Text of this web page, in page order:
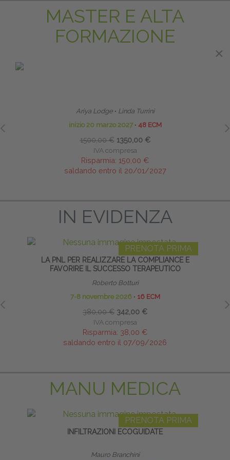
MASTER E ALTA
FORMAZIONE
Ariya Lodge ∙ Linda Turrini
inizio 20 marzo 2027 ∙ 48 ECM
1500,00 € 1350,00 €
IVA compresa
Risparmia: 150,00 €
saldando entro il 20/01/2027
IN EVIDENZA
PRENOTA PRIMA
LA PNL PER REALIZZARE LA COMPLIANCE E
FAVORIRE IL SUCCESSO TERAPEUTICO
Roberto Botturi
7-8 novembre 2026 ∙ 16 ECM
380,00 € 342,00 €
IVA compresa
Risparmia: 38,00 €
saldando entro il 07/09/2026
MANU MEDICA
PRENOTA PRIMA
INFILTRAZIONI ECOGUIDATE
Mauro Branchini
×
×